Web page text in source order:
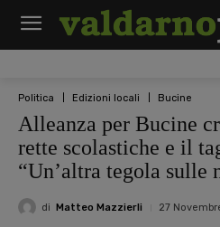
Politica Edizioni locali Bucine
Alleanza per Bucine
rette scolastiche e il
“Un’altra tegola sulle
di Matteo Mazzierli 27